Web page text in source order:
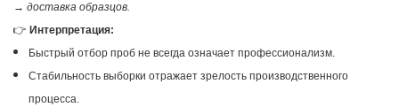
→ доставка образцов.
👉 Интерпретация:
Быстрый отбор проб не всегда означает профессионализм.
Стабильность выборки отражает зрелость производственного
процесса.